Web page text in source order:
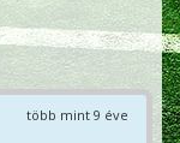
több mint 9 éve